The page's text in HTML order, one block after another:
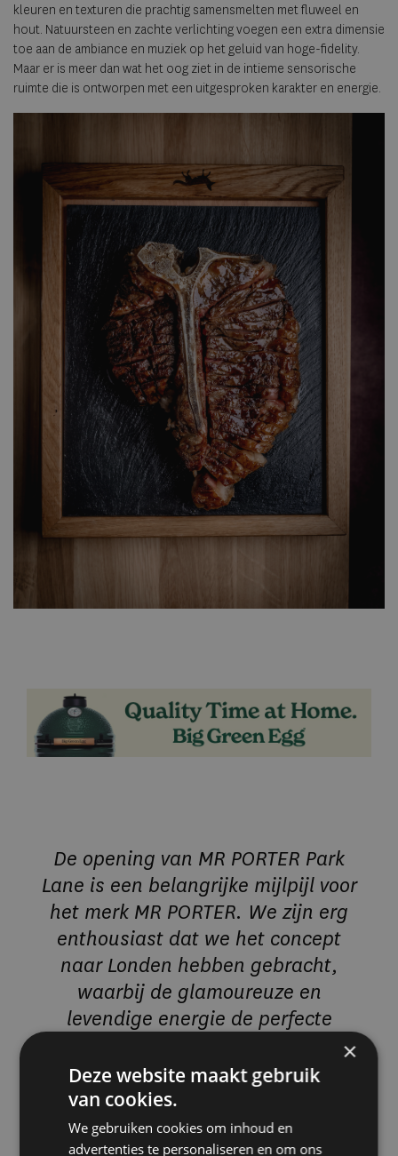
kleuren en texturen die prachtig samensmelten met fluweel en
hout. Natuursteen en zachte verlichting voegen een extra dimensie
toe aan de ambiance en muziek op het geluid van hoge-fidelity.
Maar er is meer dan wat het oog ziet in de intieme sensorische
ruimte die is ontworpen met een uitgesproken karakter en energie.
De opening van MR PORTER Park
Lane is een belangrijke mijlpijl voor
het merk MR PORTER. We zijn erg
enthousiast dat we het concept
naar Londen hebben gebracht,
waarbij de glamoureuze en
levendige energie de perfecte
locatie is voor deze bestemming.
Yossi Eliyahoo, medeoprichter en
mede-eigenaar van THE
ENTOURAGE GROUP
×
Deze website maakt gebruik
van cookies.
We gebruiken cookies om inhoud en
advertenties te personaliseren en om ons